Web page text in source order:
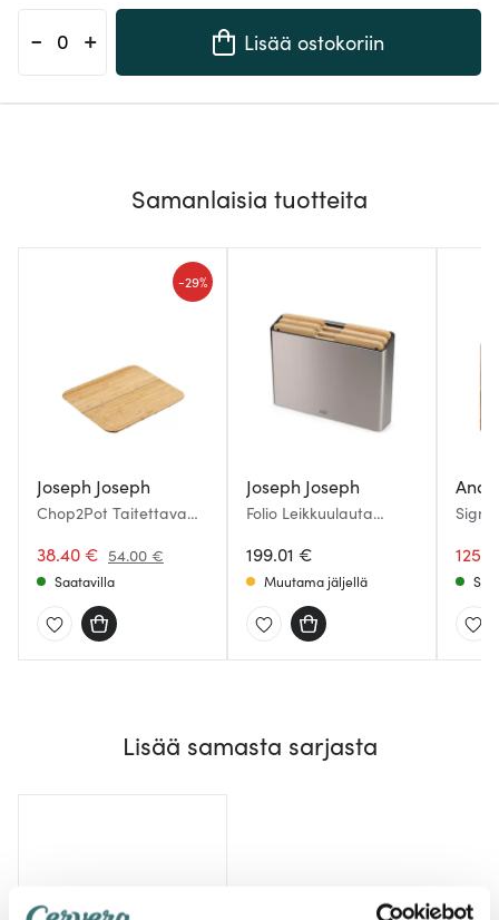
- + Lisää ostokoriin
Samanlaisia tuotteita
Joseph Joseph
Chop2Pot Taitettava
38.40 € 54.00 €
-29%
Saatavilla
Joseph Joseph
Folio Leikkuulauta
199.01 €
Muutama jäljellä
Lisää samasta sarjasta